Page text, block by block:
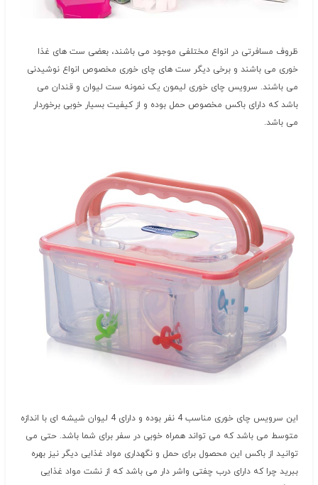
ظروف مسافرتی در انواع مختلفی موجود می باشند، بعضی ست های غذا
خوری می باشند و برخی دیگر ست های چای خوری مخصوص انواع نوشیدنی
می باشند. سرویس چای خوری لیمون یک نمونه ست لیوان و قندان می
باشد که دارای باکس مخصوص حمل بوده و از کیفیت بسیار خوبی برخوردار
می باشد.
این سرویس چای خوری مناسب 4 نفر بوده و دارای 4 لیوان شیشه ای با اندازه
متوسط می باشد که می تواند همراه خوبی در سفر برای شما باشد. حتی می
توانید از باکس این محصول برای حمل و نگهداری مواد غذایی دیگر نیز بهره
ببرید چرا که دارای درب چفتی واشر دار می باشد که از نشت مواد غذایی